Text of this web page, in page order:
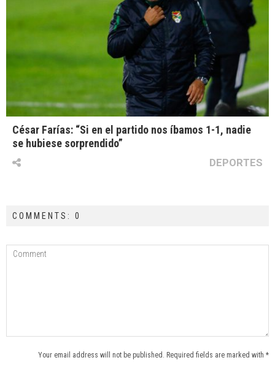
César Farías: “Si en el partido nos íbamos 1-1, nadie
se hubiese sorprendido”
DEPORTES
COMMENTS: 0
Your email address will not be published. Required fields are marked with *